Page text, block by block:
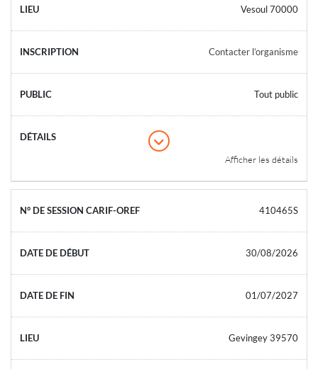
Vesoul 70000
Contacter l’organisme
Tout public
Afficher les détails
410465S
30/08/2026
01/07/2027
Gevingey 39570